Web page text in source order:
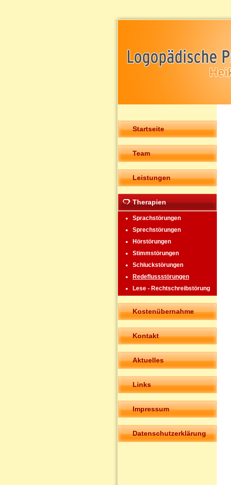
Startseite
Team
Leistungen
Therapien
Sprachstörungen
Sprechstörungen
Hörstörungen
Stimmstörungen
Schluckstörungen
Redeflussstörungen
Lese - Rechtschreibstörung
Kostenübernahme
Kontakt
Aktuelles
Links
Impressum
Datenschutzerklärung